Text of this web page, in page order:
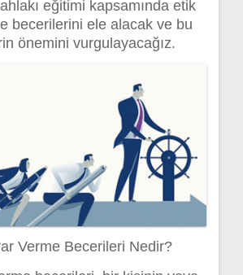
eğitimi kapsamında etik
becerilerini ele alacak ve bu
önemini vurgulayacağız.
Verme Becerileri Nedir?